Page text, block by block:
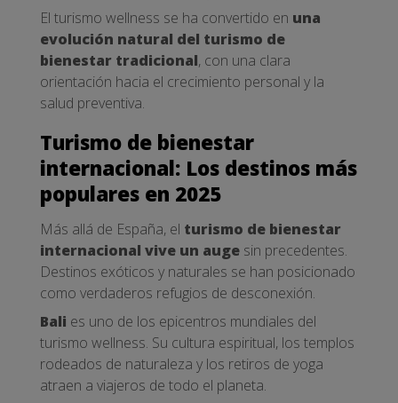
El turismo wellness se ha convertido en una
evolución natural del turismo de
bienestar tradicional, con una clara
orientación hacia el crecimiento personal y la
salud preventiva.
Turismo de bienestar
internacional: Los destinos más
populares en 2025
Más allá de España, el turismo de bienestar
internacional vive un auge sin precedentes.
Destinos exóticos y naturales se han posicionado
como verdaderos refugios de desconexión.
Bali es uno de los epicentros mundiales del
turismo wellness. Su cultura espiritual, los templos
rodeados de naturaleza y los retiros de yoga
atraen a viajeros de todo el planeta.